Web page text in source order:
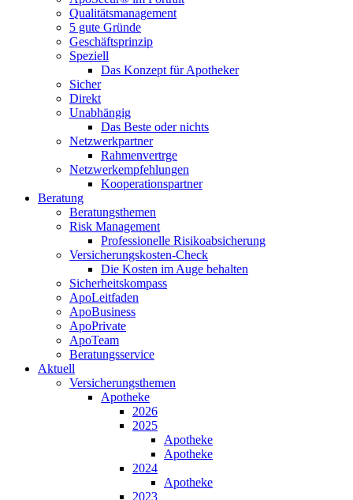
Qualitätsmanagement
5 gute Gründe
Geschäftsprinzip
Speziell
Das Konzept für Apotheker
Sicher
Direkt
Unabhängig
Das Beste oder nichts
Netzwerkpartner
Rahmenvertrge
Netzwerkempfehlungen
Kooperationspartner
Beratung
Beratungsthemen
Risk Management
Professionelle Risikoabsicherung
Versicherungskosten-Check
Die Kosten im Auge behalten
Sicherheitskompass
ApoLeitfaden
ApoBusiness
ApoPrivate
ApoTeam
Beratungsservice
Aktuell
Versicherungsthemen
Apotheke
2026
2025
Apotheke
Apotheke
2024
Apotheke
2023